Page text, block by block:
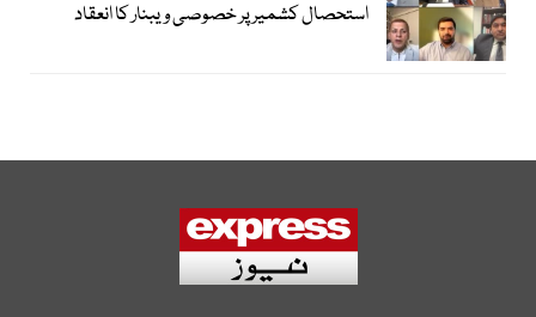
استحصال کشمیر پر خصوصی ویبنار کا انعقاد